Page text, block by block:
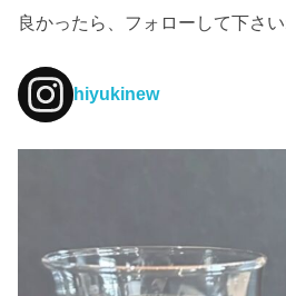
良かったら、フォローして下さい
hiyukinew